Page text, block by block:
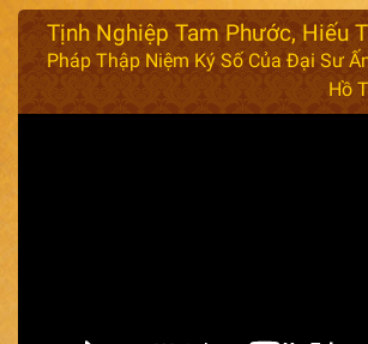
Pháp Thập Niệm Ký Số Của Đại Sư
Hồ